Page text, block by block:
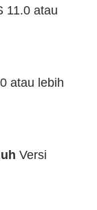
11.0 atau
atau lebih
Versi